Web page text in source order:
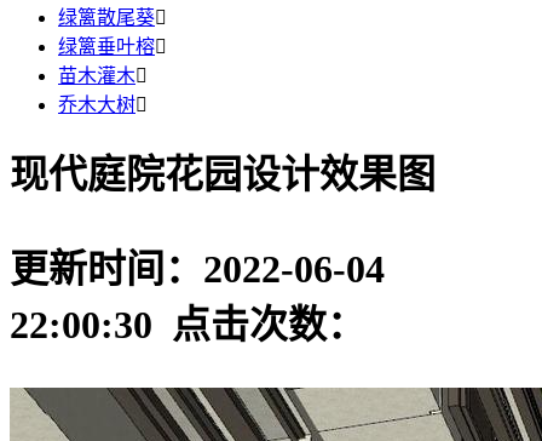
绿篱散尾葵
绿篱垂叶榕
苗木灌木
乔木大树
现代庭院花园设计效果图
更新时间：2022-06-04
22:00:30 点击次数：